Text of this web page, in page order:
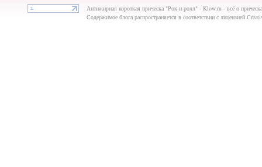
Антижирная короткая прическа "Рок-н-ролл" - Klow.ru - всё о
Содержимое блога распространяется в соответствии с лицензией